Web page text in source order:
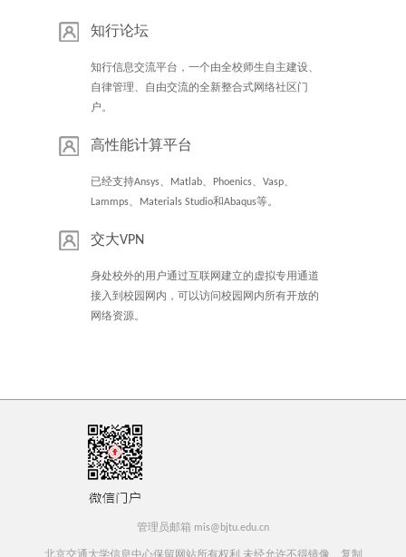
知行论坛
知行信息交流平台，一个由全校师生自主建设、
自律管理、自由交流的全新整合式网络社区门
户。
高性能计算平台
已经支持Ansys、Matlab、Phoenics、Vasp、
Lammps、Materials Studio和Abaqus等。
交大VPN
身处校外的用户通过互联网建立的虚拟专用通道
接入到校园网内，可以访问校园网内所有开放的
网络资源。
管理员邮箱 mis@bjtu.edu.cn